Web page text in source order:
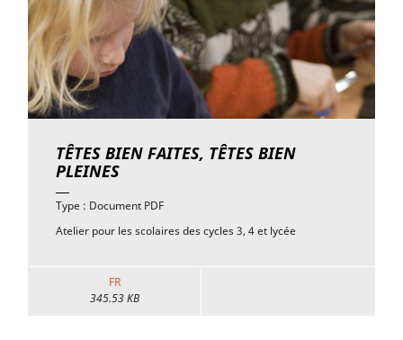
TÊTES BIEN FAITES, TÊTES BIEN
PLEINES
Type : Document PDF
Atelier pour les scolaires des cycles 3, 4 et lycée
FR
345.53 KB